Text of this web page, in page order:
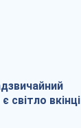
світло вкінці